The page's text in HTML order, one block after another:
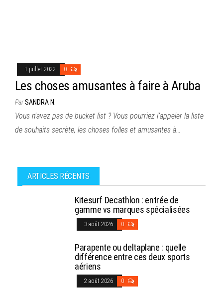
1 juillet 2022 0
Les choses amusantes à faire à Aruba
ParSANDRA N.
Vous n’avez pas de bucket list ? Vous pourriez l’appeler la liste
de souhaits secrète, les choses folles et amusantes à…
ARTICLES RÉCENTS
Kitesurf Decathlon : entrée de
gamme vs marques spécialisées
3 août 2026 0
Parapente ou deltaplane : quelle
différence entre ces deux sports
aériens
2 août 2026 0